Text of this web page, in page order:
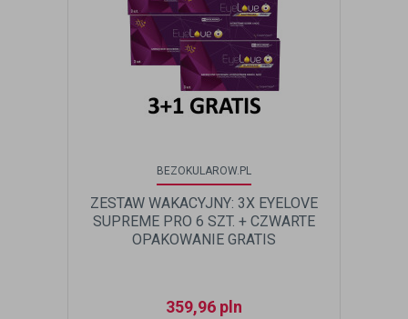
BEZOKULAROW.PL
ZESTAW WAKACYJNY: 3X EYELOVE
SUPREME PRO 6 SZT. + CZWARTE
OPAKOWANIE GRATIS
359,96 pln